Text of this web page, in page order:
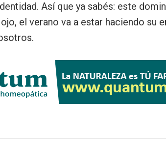
Así que ya sabés: este
el verano va a estar haciendo su